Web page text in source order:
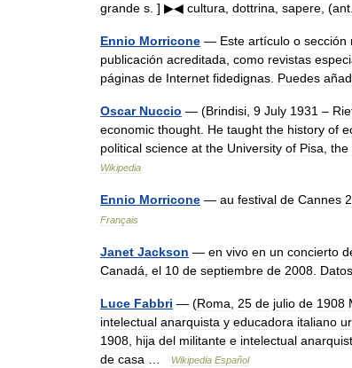
grande s. ] ▶◀ cultura, dottrina, sapere, (ant
Ennio Morricone — Este artículo o sección
publicación acreditada, como revistas
páginas de Internet fidedignas. Puedes
Oscar Nuccio — (Brindisi, 9 July 1931 –
economic thought. He taught the history of
political science at the University of Pisa, the
Wikipedia
Ennio Morricone — au festival de Cannes
Français
Janet Jackson — en vivo en un concierto
Canadá, el 10 de septiembre de 2008. Datos
Luce Fabbri — (Roma, 25 de julio de 1908
intelectual anarquista y educadora italiano
1908, hija del militante e intelectual
de casa … Wikipedia Español